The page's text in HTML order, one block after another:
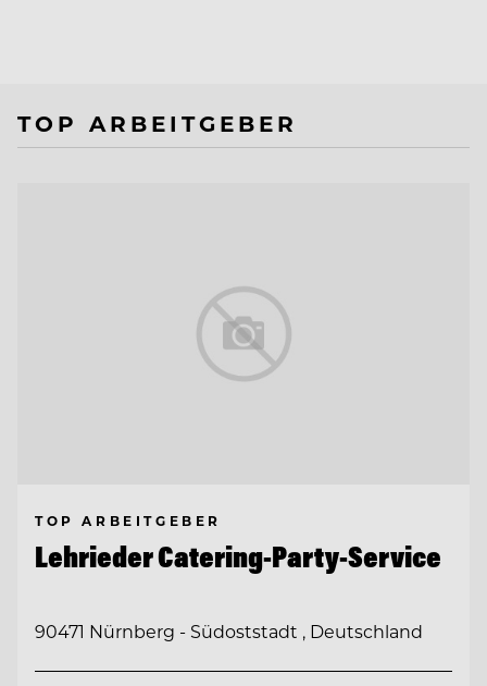
TOP ARBEITGEBER
TOP ARBEITGEBER
Lehrieder Catering-Party-Service
90471 Nürnberg - Südoststadt , Deutschland